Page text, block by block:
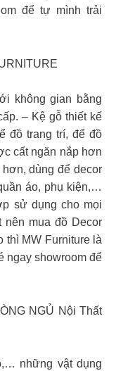
để tự mình trải
không gian bằng
– Kệ gỗ thiết kế
đồ trang trí, để đồ
cất ngăn nắp hơn
dùng để decor
áo, phụ kiện,…
sử dụng cho mọi
nên mua đồ Decor
thì MW Furniture là
ngay showroom để
NGỦ Nội Thất
những vật dụng